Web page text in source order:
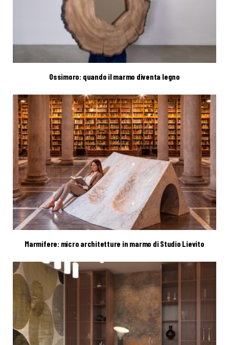
Ossimoro: quando il marmo diventa legno
Marmifere: micro architetture in marmo di Studio Lievito